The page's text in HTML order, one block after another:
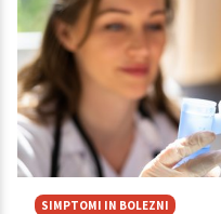
ostanemo zdravi in uživamo
SIMPTOMI IN BOLEZNI